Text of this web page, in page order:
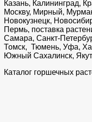
Казань, Калининград,
Москву, Мирный,
Новокузнецк,
Пермь, поставка
Самара, Санкт-
Томск, Тюмень, Уфа,
Южный Сахалинск,
Каталог горшечных